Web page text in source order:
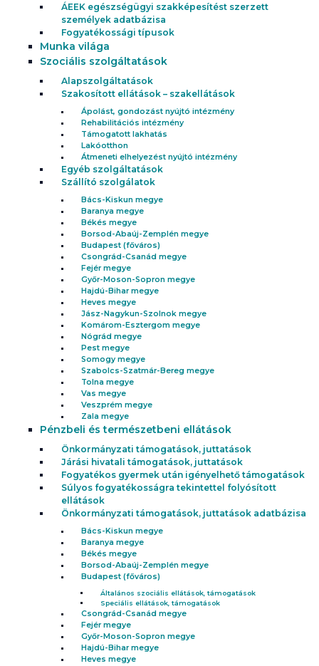
ÁEEK egészségügyi szakképesítést szerzett
személyek adatbázisa
Fogyatékossági típusok
Munka világa
Szociális szolgáltatások
Alapszolgáltatások
Szakosított ellátások – szakellátások
Ápolást, gondozást nyújtó intézmény
Rehabilitációs intézmény
Támogatott lakhatás
Lakóotthon
Átmeneti elhelyezést nyújtó intézmény
Egyéb szolgáltatások
Szállító szolgálatok
Bács-Kiskun megye
Baranya megye
Békés megye
Borsod-Abaúj-Zemplén megye
Budapest (főváros)
Csongrád-Csanád megye
Fejér megye
Győr-Moson-Sopron megye
Hajdú-Bihar megye
Heves megye
Jász-Nagykun-Szolnok megye
Komárom-Esztergom megye
Nógrád megye
Pest megye
Somogy megye
Szabolcs-Szatmár-Bereg megye
Tolna megye
Vas megye
Veszprém megye
Zala megye
Pénzbeli és természetbeni ellátások
Önkormányzati támogatások, juttatások
Járási hivatali támogatások, juttatások
Fogyatékos gyermek után igényelhető támogatások
Súlyos fogyatékosságra tekintettel folyósított
ellátások
Önkormányzati támogatások, juttatások adatbázisa
Bács-Kiskun megye
Baranya megye
Békés megye
Borsod-Abaúj-Zemplén megye
Budapest (főváros)
Általános szociális ellátások, támogatások
Speciális ellátások, támogatások
Csongrád-Csanád megye
Fejér megye
Győr-Moson-Sopron megye
Hajdú-Bihar megye
Heves megye